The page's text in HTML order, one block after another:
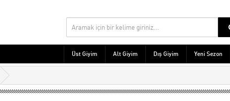
Üst Giyim Alt Giyim Dış Giyim Yeni Sezon